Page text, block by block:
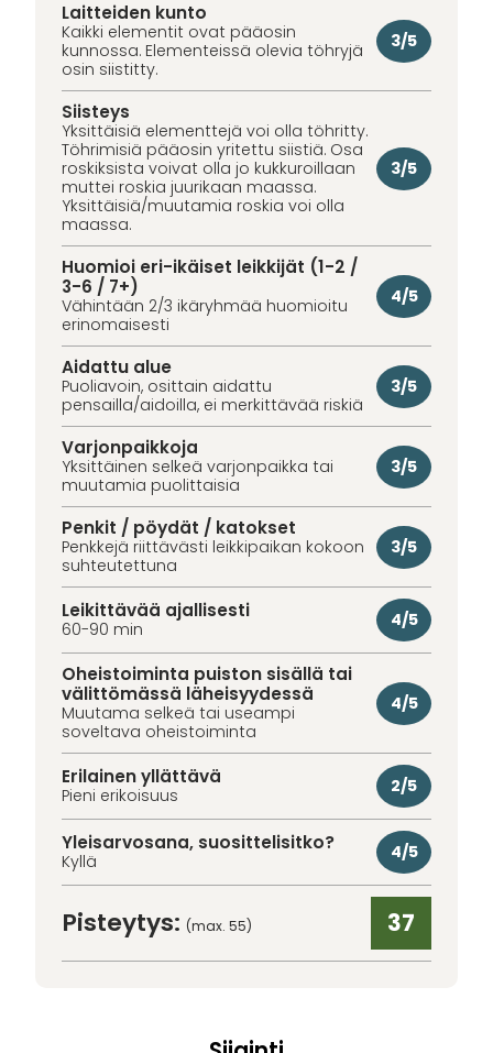
Laitteiden kunto
Kaikki elementit ovat pääosin
kunnossa. Elementeissä olevia töhryjä
osin siistitty.
3/5
Siisteys
Yksittäisiä elementtejä voi olla töhritty.
Töhrimisiä pääosin yritettu siistiä. Osa
roskiksista voivat olla jo kukkuroillaan
muttei roskia juurikaan maassa.
Yksittäisiä/muutamia roskia voi olla
maassa.
3/5
Huomioi eri-ikäiset leikkijät (1-2 /
3-6 / 7+)
Vähintään 2/3 ikäryhmää huomioitu
erinomaisesti
4/5
Aidattu alue
Puoliavoin, osittain aidattu
pensailla/aidoilla, ei merkittävää riskiä
3/5
Varjonpaikkoja
Yksittäinen selkeä varjonpaikka tai
muutamia puolittaisia
3/5
Penkit / pöydät / katokset
Penkkejä riittävästi leikkipaikan kokoon
suhteutettuna
3/5
Leikittävää ajallisesti
60-90 min 4/5
Oheistoiminta puiston sisällä tai
välittömässä läheisyydessä
Muutama selkeä tai useampi
soveltava oheistoiminta
4/5
Erilainen yllättävä
Pieni erikoisuus 2/5
Yleisarvosana, suosittelisitko?
Kyllä 4/5
Pisteytys: (max. 55) 37